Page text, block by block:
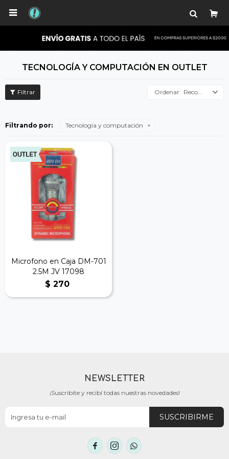

TECNOLOGÍA Y COMPUTACIÓN EN OUTLET
Recomendados
Filtrando por: Tecnología y computación
Microfono en Caja DM-701
2.5M JV 17098
$ 270
NEWSLETTER
¡Suscribite y recibí todas nuestras novedades!
SUSCRIBIRME
  